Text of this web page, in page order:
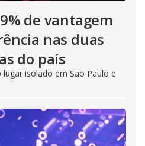
de vantagem
nas duas
do país
isolado em São Paulo e